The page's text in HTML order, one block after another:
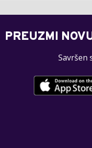
PREUZMI
Savršen